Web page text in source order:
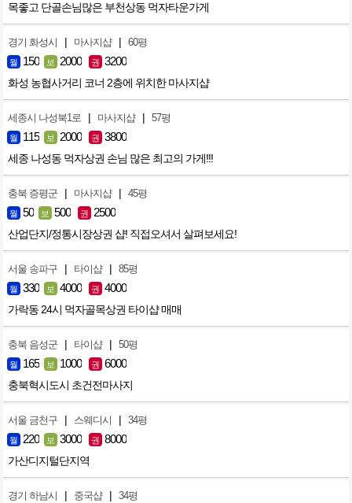
목좋고 단골손님많은 부천상동 먹자타운가게
경기 화성시 | 마사지샵 | 60평
월 150 보 2000 권 3200
화성 농협사거리 코너 2층에 위치한 마사지샵
세종시 나성북1로 | 마사지샵 | 57평
월 115 보 2000 권 3800
세종 나성동 먹자상권 손님 많은 최고의 가게!!!
충북 증평군 | 마사지샵 | 45평
월 50 보 500 권 2500
산업단지/정통시장상권 샵! 직접오셔서 살펴보세요!
서울 송파구 | 타이샵 | 85평
월 330 보 4000 권 4000
가락동 24시 먹자골목상권 타이샵 매매
충북 음성군 | 타이샵 | 50평
월 165 보 1000 권 6000
충북혁시도시 초건전마사지
서울 금천구 | 스웨디시 | 34평
월 220 보 3000 권 8000
가산디지털단지역
경기 하남시 | 중국샵 | 34평